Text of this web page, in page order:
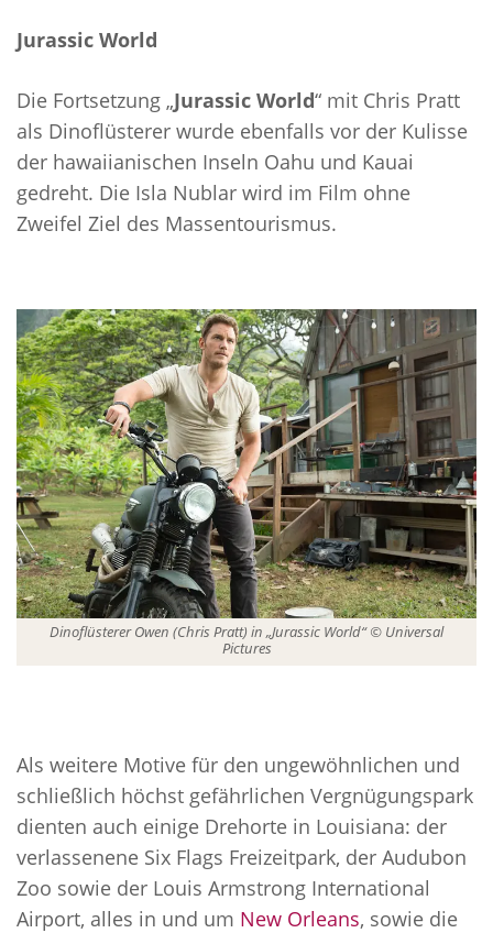
Jurassic World
Die Fortsetzung „Jurassic World“ mit Chris Pratt
als Dinoflüsterer wurde ebenfalls vor der Kulisse
der hawaiianischen Inseln Oahu und Kauai
gedreht. Die Isla Nublar wird im Film ohne
Zweifel Ziel des Massentourismus.
Dinoflüsterer Owen (Chris Pratt) in „Jurassic World“ © Universal
Pictures
Als weitere Motive für den ungewöhnlichen und
schließlich höchst gefährlichen Vergnügungspark
dienten auch einige Drehorte in Louisiana: der
verlassenene Six Flags Freizeitpark, der Audubon
Zoo sowie der Louis Armstrong International
Airport, alles in und um New Orleans, sowie die